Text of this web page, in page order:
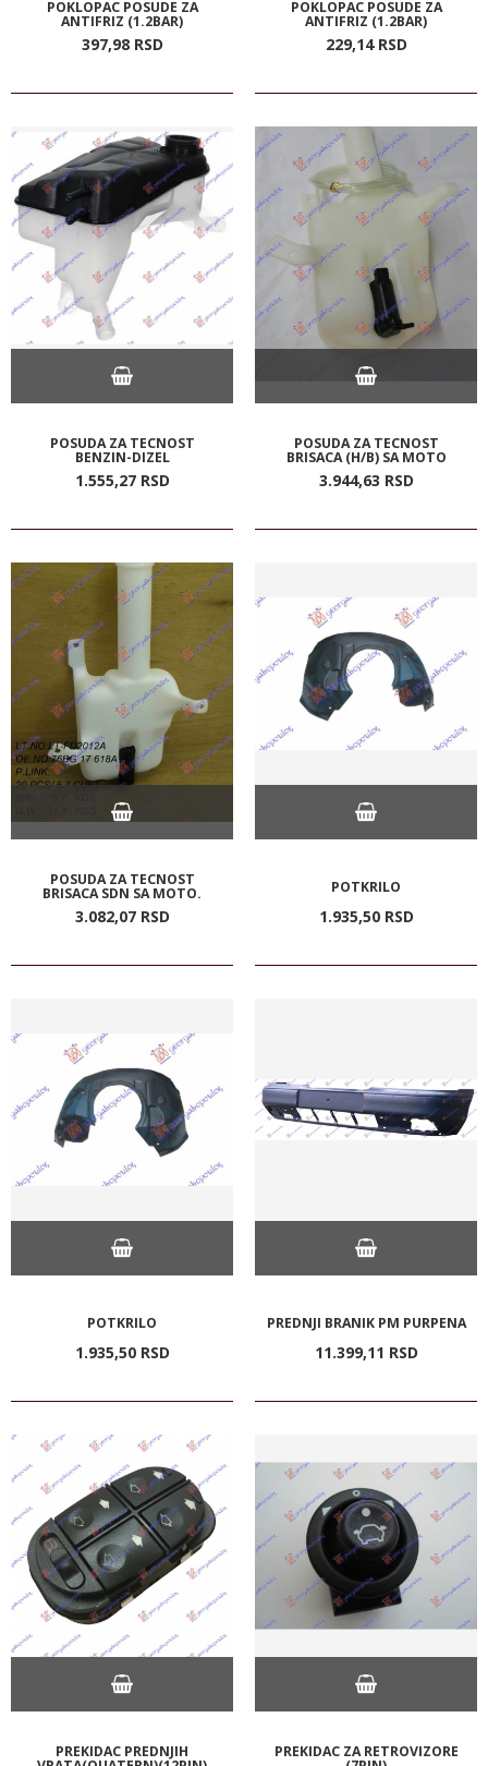
POKLOPAC POSUDE ZA
ANTIFRIZ (1.2BAR)
397,98 RSD
POKLOPAC POSUDE ZA
ANTIFRIZ (1.2BAR)
229,14 RSD
POSUDA ZA TECNOST
BENZIN-DIZEL
1.555,27 RSD
POSUDA ZA TECNOST
BRISACA (H/B) SA MOTO
3.944,63 RSD
POSUDA ZA TECNOST
BRISACA SDN SA MOTO.
3.082,07 RSD
POTKRILO
1.935,50 RSD
POTKRILO
1.935,50 RSD
PREDNJI BRANIK PM PURPENA
11.399,11 RSD
PREKIDAC PREDNJIH PREKIDAC ZA RETROVIZORE